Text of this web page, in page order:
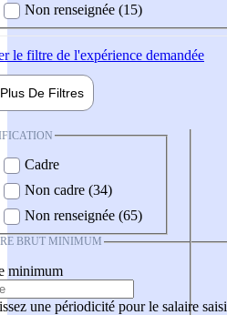
Non renseignée (15)
le filtre de l'expérience demandée
Plus De Filtres
Cadre
Non cadre (34)
Non renseignée (65)
BRUT MINIMUM
minimum
une périodicité pour le salaire saisi